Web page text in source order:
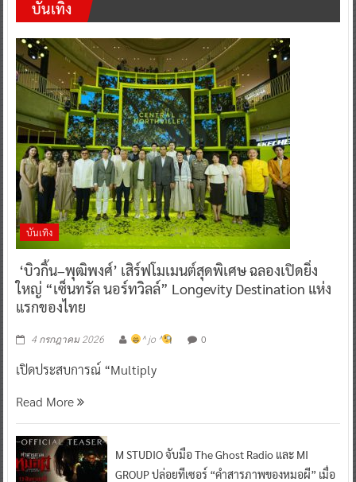
บันเทิง
บันเทิง
‘บิวกิ้น–พุฒิพงศ์’ เสิร์ฟโมเมนต์สุดพิเศษ ฉลองเปิดยิ่ง
ใหญ่ “เซ็นทรัล นอร์ทวิลล์” Longevity Destination แห่ง
แรกของไทย
4 กรกฎาคม 2026 ^ jo ^ 0
เปิดประสบการณ์ “Multiply
Read More
M STUDIO จับมือ The Ghost Radio และ MI
GROUP ปล่อยทีเซอร์ “คำสารภาพของหมอผี” เมื่อ